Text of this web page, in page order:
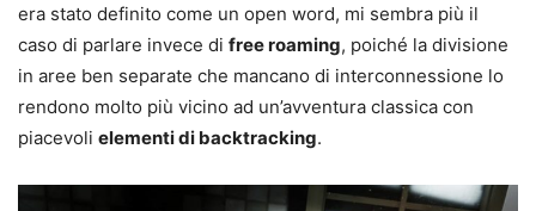
era stato definito come un open word, mi sembra più il
caso di parlare invece di free roaming, poiché la divisione
in aree ben separate che mancano di interconnessione lo
rendono molto più vicino ad un’avventura classica con
piacevoli elementi di backtracking.